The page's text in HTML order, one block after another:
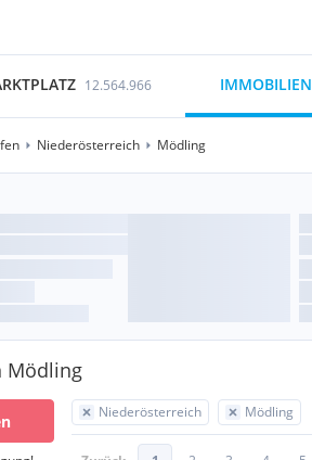
12.564.966 IMMOBILIEN
Niederösterreich Mödling
Mödling
Niederösterreich Mödling